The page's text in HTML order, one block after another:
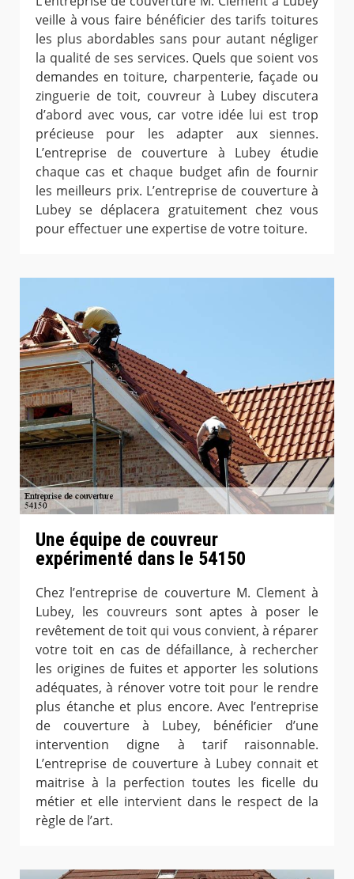
veille à vous faire bénéficier des tarifs toitures
les plus abordables sans pour autant négliger
la qualité de ses services. Quels que soient vos
demandes en toiture, charpenterie, façade ou
zinguerie de toit, couvreur à Lubey discutera
d’abord avec vous, car votre idée lui est trop
précieuse pour les adapter aux siennes.
L’entreprise de couverture à Lubey étudie
chaque cas et chaque budget afin de fournir
les meilleurs prix. L’entreprise de couverture à
Lubey se déplacera gratuitement chez vous
pour effectuer une expertise de votre toiture.
Une équipe de couvreur
expérimenté dans le 54150
Chez l’entreprise de couverture M. Clement à
Lubey, les couvreurs sont aptes à poser le
revêtement de toit qui vous convient, à réparer
votre toit en cas de défaillance, à rechercher
les origines de fuites et apporter les solutions
adéquates, à rénover votre toit pour le rendre
plus étanche et plus encore. Avec l’entreprise
de couverture à Lubey, bénéficier d’une
intervention digne à tarif raisonnable.
L’entreprise de couverture à Lubey connait et
maitrise à la perfection toutes les ficelle du
métier et elle intervient dans le respect de la
règle de l’art.